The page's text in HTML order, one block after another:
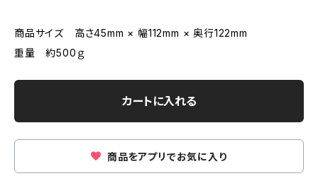
商品サイズ 高さ45mm × 幅112mm × 奥行122mm
重量 約500ｇ
カートに入れる
商品をアプリでお気に入り